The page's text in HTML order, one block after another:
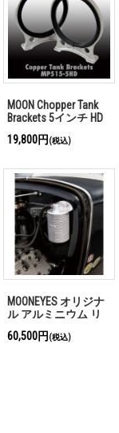
MOON Chopper Tank
Brackets 5インチ HD
用
19,800円 (税込)
MOONEYES オリジナ
ル アルミニウム リ
モート オイル フィ
ルター
60,500円 (税込)